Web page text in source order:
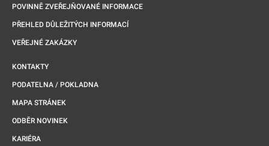
POVINNĚ ZVEŘEJŇOVANÉ INFORMACE
PŘEHLED DŮLEŽITÝCH INFORMACÍ
VEŘEJNÉ ZAKÁZKY
KONTAKTY
PODATELNA / POKLADNA
MAPA STRÁNEK
ODBĚR NOVINEK
KARIÉRA